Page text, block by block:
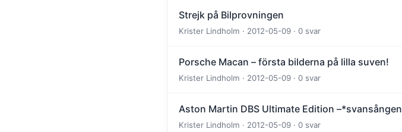
Strejk på Bilprovningen
Krister Lindholm · 2012-05-09 · 0 svar
Porsche Macan – första bilderna på lilla suven!
Krister Lindholm · 2012-05-09 · 0 svar
Aston Martin DBS Ultimate Edition –*svansången
Krister Lindholm · 2012-05-09 · 0 svar